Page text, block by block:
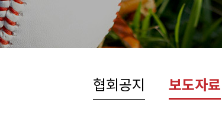
협회공지 보도자료